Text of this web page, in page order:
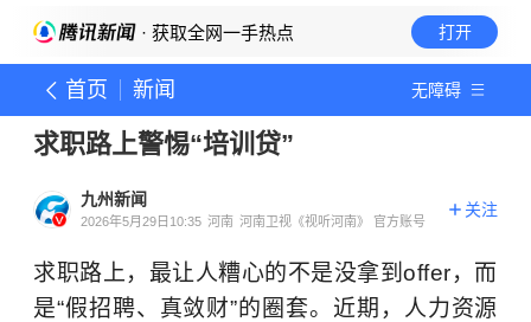
· 获取全网一手热点 打开
首页 新闻 无障碍
求职路上警惕“培训贷”
九州新闻
2026年5月29日10:35 河南 河南卫视《视听河南》 官方账号
关注
求职路上，最让人糟心的不是没拿到offer，而
是“假招聘、真敛财”的圈套。近期，人力资源